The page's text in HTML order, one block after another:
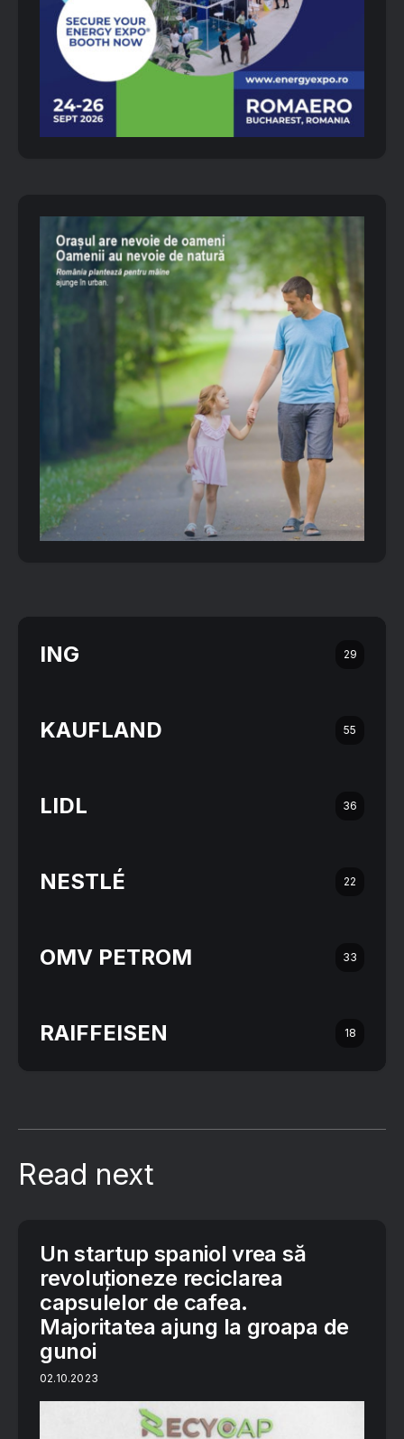
ING 29
KAUFLAND 55
LIDL 36
NESTLÉ 22
OMV PETROM 33
RAIFFEISEN 18
Read next
Un startup spaniol vrea să
revoluționeze reciclarea
capsulelor de cafea.
Majoritatea ajung la groapa de
gunoi
02.10.2023